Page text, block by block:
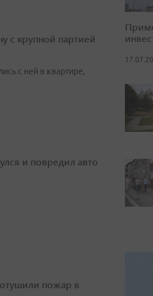
с крупной партией
с ней в квартире,
и повредил авто
пожар в